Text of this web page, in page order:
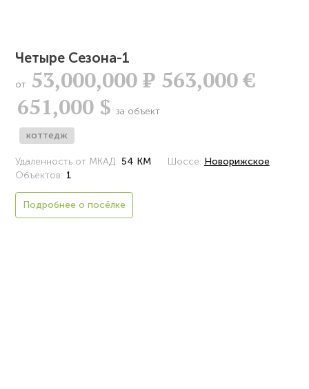
Четыре Сезона-1
от 53,000,000Р 563,000 €
651,000 $ за объект
коттедж
Удаленность от МКАД: 54 КМ Шоссе: Новорижское
Объектов: 1
Подробнее о посёлке